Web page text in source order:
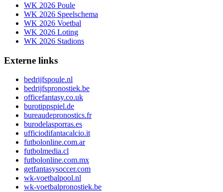
WK 2026 Poule
WK 2026 Speelschema
WK 2026 Voetbal
WK 2026 Loting
WK 2026 Stadions
Externe links
bedrijfspoule.nl
bedrijfspronostiek.be
officefantasy.co.uk
burotippspiel.de
bureaudepronostics.fr
burodelasporras.es
ufficiodifantacalcio.it
futbolonline.com.ar
futbolmedia.cl
futbolonline.com.mx
getfantasysoccer.com
wk-voetbalpool.nl
wk-voetbalpronostiek.be